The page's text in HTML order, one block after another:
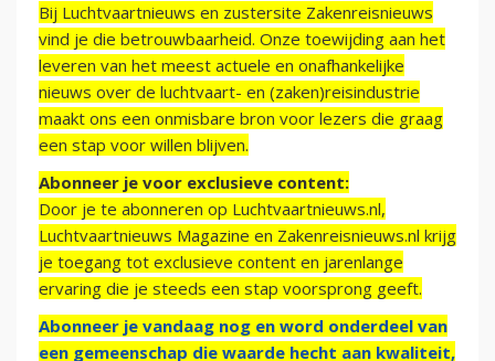
Bij Luchtvaartnieuws en zustersite Zakenreisnieuws
vind je die betrouwbaarheid. Onze toewijding aan het
leveren van het meest actuele en onafhankelijke
nieuws over de luchtvaart- en (zaken)reisindustrie
maakt ons een onmisbare bron voor lezers die graag
een stap voor willen blijven.
Abonneer je voor exclusieve content:
Door je te abonneren op Luchtvaartnieuws.nl,
Luchtvaartnieuws Magazine en Zakenreisnieuws.nl krijg
je toegang tot exclusieve content en jarenlange
ervaring die je steeds een stap voorsprong geeft.
Abonneer je vandaag nog en word onderdeel van
een gemeenschap die waarde hecht aan kwaliteit,